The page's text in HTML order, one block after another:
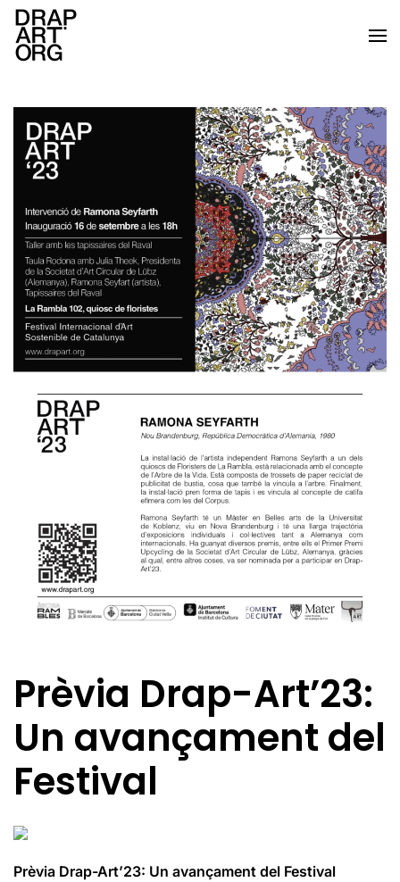
Skip to main content
Prèvia Drap-Art’23:
Un avançament del
Festival
Prèvia Drap-Art’23: Un avançament del Festival